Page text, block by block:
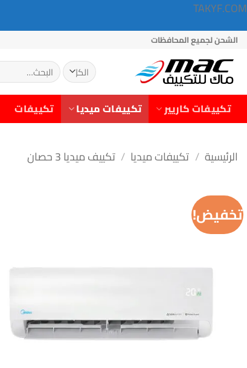
TAKYF.COM
تخطي
للمحتوى
الشحن لجميع المحافظات
البحث
عن:
تكييفات كاريير تكييفات ميديا تكييفات
الرئيسية / تكييفات ميديا / تكييف ميديا 3 حصان
تخفيض!